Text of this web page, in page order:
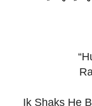
Ik Shaks He